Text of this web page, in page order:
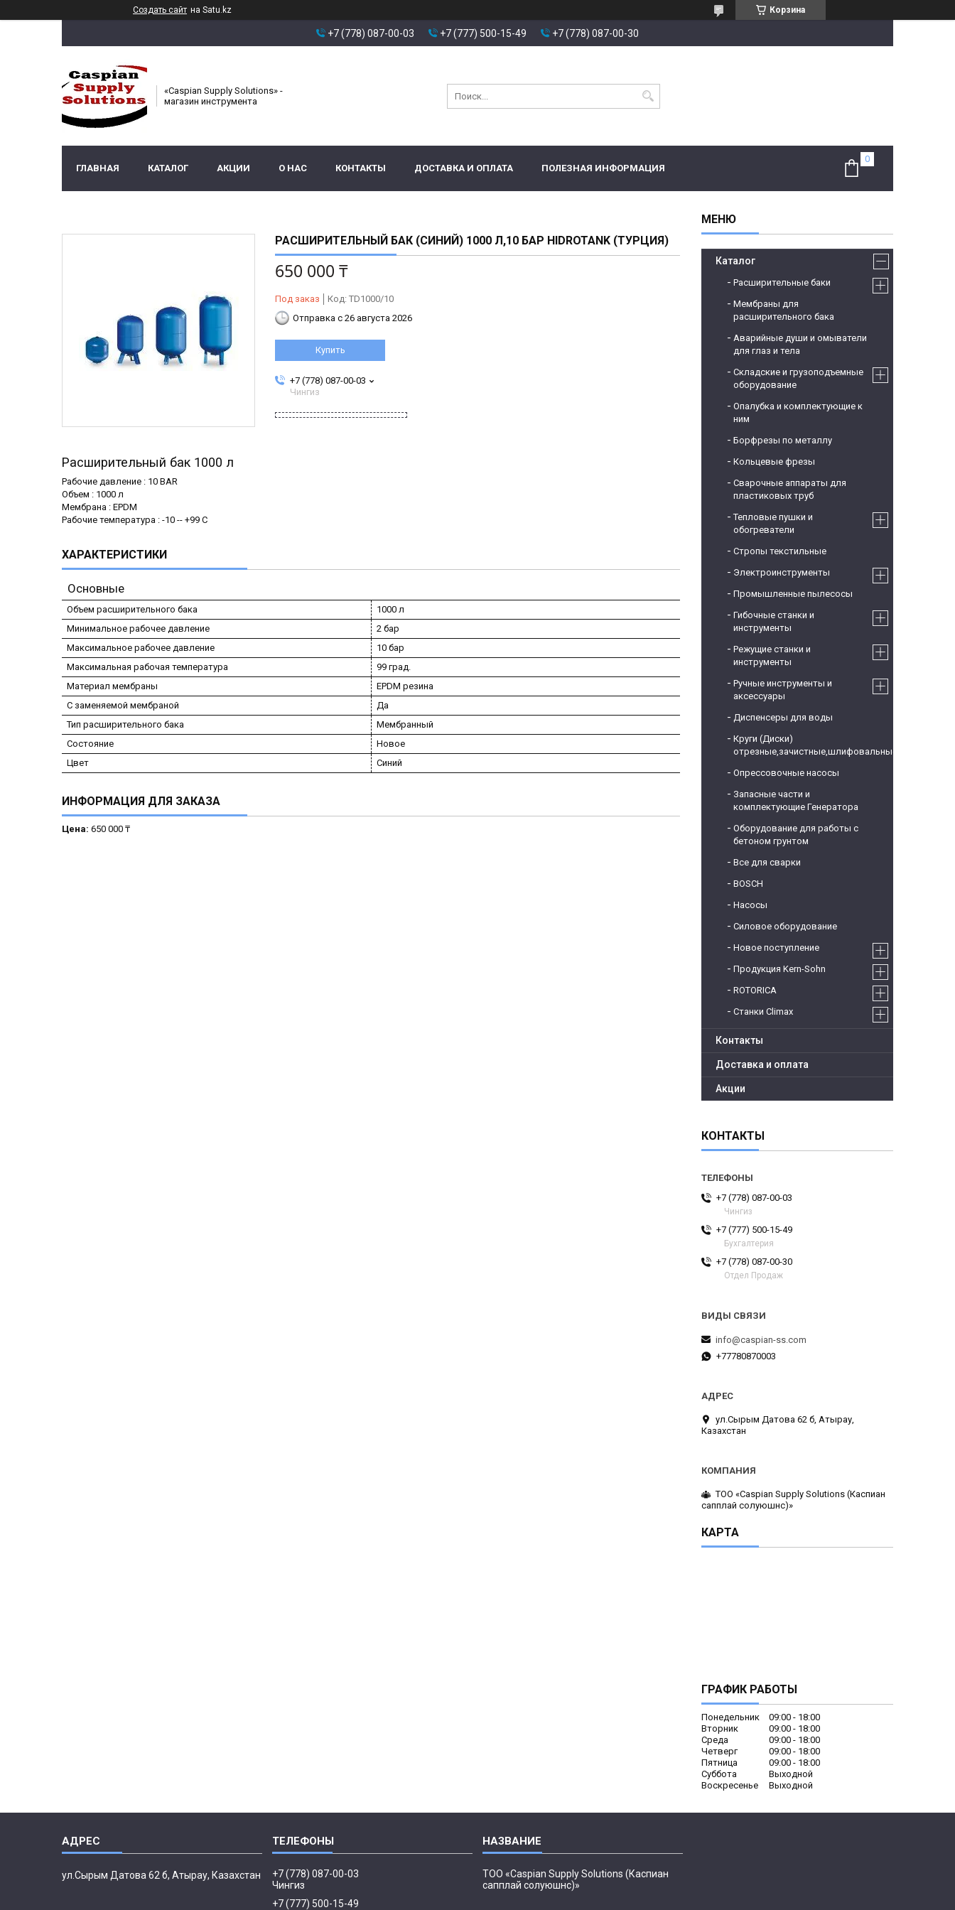
Создать сайт на Satu.kz Корзина
+7 (778) 087-00-03 +7 (777) 500-15-49 +7 (778) 087-00-30
«Caspian Supply Solutions» -
магазин инструмента
ГЛАВНАЯ КАТАЛОГ АКЦИИ О НАС КОНТАКТЫ ДОСТАВКА И ОПЛАТА ПОЛЕЗНАЯ ИНФОРМАЦИЯ
РАСШИРИТЕЛЬНЫЙ БАК (СИНИЙ) 1000 Л,10 БАР HIDROTANK (ТУРЦИЯ)
650 000 ₸
Под заказ Код: TD1000/10
Отправка с 26 августа 2026
Купить
+7 (778) 087-00-03
Чингиз
Расширительный бак 1000 л
Рабочие давление : 10 BAR
Объем : 1000 л
Мембрана : EPDM
Рабочие температура : -10 -- +99 C
ХАРАКТЕРИСТИКИ
Основные
Объем расширительного бака
1000 л
Минимальное рабочее давление
2 бар
Максимальное рабочее давление
10 бар
Максимальная рабочая температура
99 град.
Материал мембраны
EPDM резина
С заменяемой мембраной
Да
Тип расширительного бака
Мембранный
Состояние
Новое
Цвет
Синий
ИНФОРМАЦИЯ ДЛЯ ЗАКАЗА
Цена: 650 000 ₸
Каталог
Расширительные баки
Мембраны для
расширительного бака
Аварийные души и омыватели
для глаз и тела
Складские и грузоподъемные
оборудование
Опалубка и комплектующие к
ним
Борфрезы по металлу
Кольцевые фрезы
Сварочные аппараты для
пластиковых труб
Тепловые пушки и
обогреватели
Стропы текстильные
Электроинструменты
Промышленные пылесосы
Гибочные станки и
инструменты
Режущие станки и
инструменты
Ручные инструменты и
аксессуары
Диспенсеры для воды
Круги (Диски)
отрезные,зачистные,шлифовальные
Опрессовочные насосы
Запасные части и
комплектующие Генератора
Оборудование для работы с
бетоном грунтом
Все для сварки
BOSCH
Насосы
Силовое оборудование
Новое поступление
Продукция Kern-Sohn
ROTORICA
Станки Climax
Контакты
Доставка и оплата
Акции
КОНТАКТЫ
+7 (778) 087-00-03
Чингиз
+7 (777) 500-15-49
Бухгалтерия
+7 (778) 087-00-30
Отдел Продаж
info@caspian-ss.com
+77780870003
ул.Сырым Датова 62 б, Атырау,
Казахстан
ТОО «Caspian Supply Solutions (Каспиан
сапплай солуюшнс)»
КАРТА
ГРАФИК РАБОТЫ
Понедельник 09:00
18:00
Вторник
09:00
18:00
Среда
09:00
18:00
Четверг
09:00
18:00
Пятница
09:00
18:00
Суббота
Выходной
Воскресенье
Выходной
ул.Сырым Датова 62 б, Атырау, Казахстан
+7 (778) 087-00-03
Чингиз
+7 (777) 500-15-49
ТОО «Caspian Supply Solutions (Каспиан
сапплай солуюшнс)»